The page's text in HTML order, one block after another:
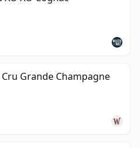
Grande Champagne